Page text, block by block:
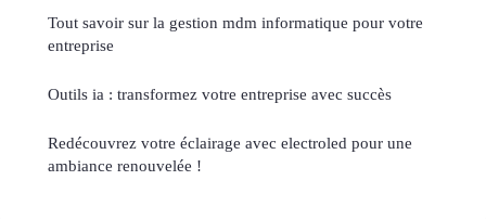
Tout savoir sur la gestion mdm informatique pour votre
entreprise
Outils ia : transformez votre entreprise avec succès
Redécouvrez votre éclairage avec electroled pour une
ambiance renouvelée !